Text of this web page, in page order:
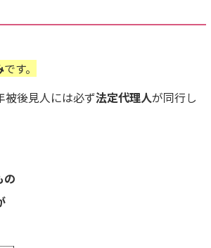
です。
被後見人には必ず法定代理人が同行し
の
）